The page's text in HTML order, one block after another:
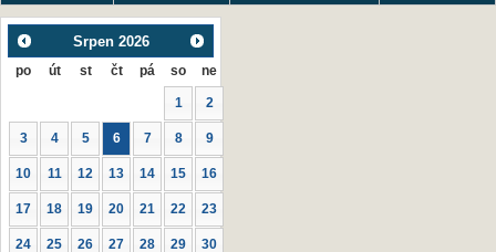
Srpen 2026
po út st čt pá so ne
1 2
3 4 5 6 7 8 9
10 11 12 13 14 15 16
17 18 19 20 21 22 23
24 25 26 27 28 29 30